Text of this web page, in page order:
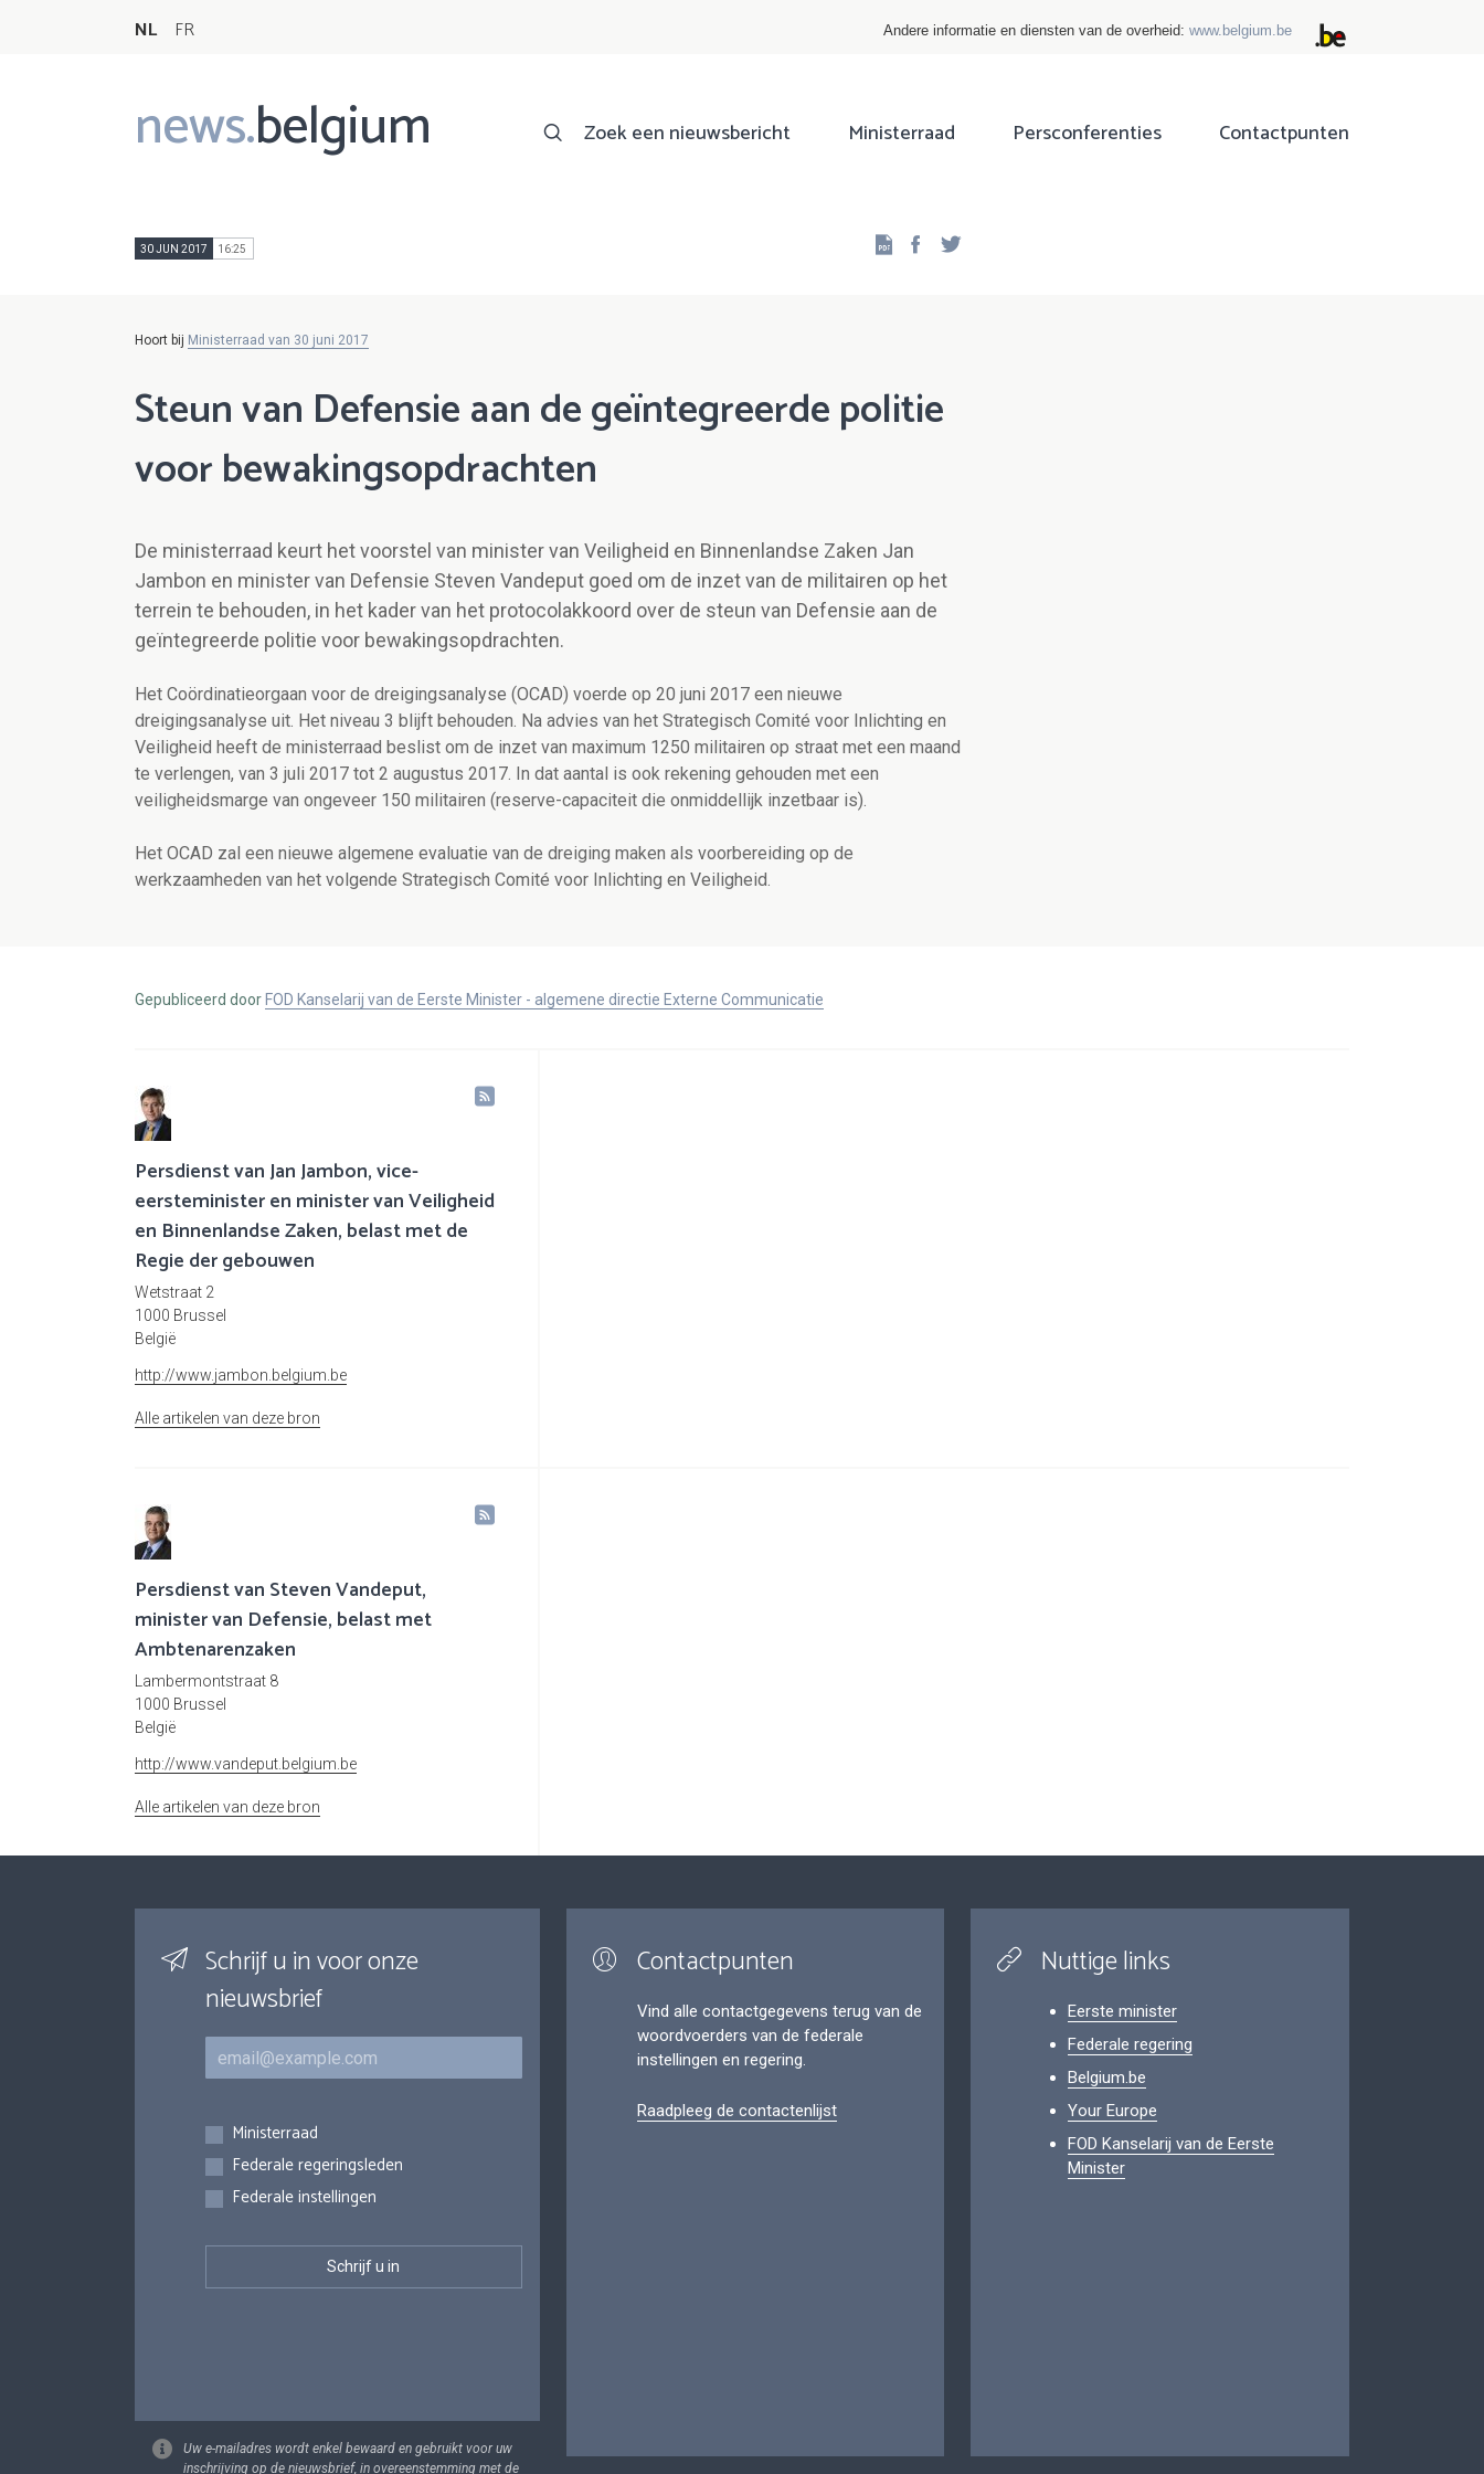
NL FR Andere informatie en diensten van de overheid: www.belgium.be
news.belgium
Main
navigation
Zoek een nieuwsbericht Ministerraad Persconferenties Contactpunten
30 JUN 2017 16:25 Facebook
Hoort bij Ministerraad van 30 juni 2017
Steun van Defensie aan de geïntegreerde politie
voor bewakingsopdrachten
De ministerraad keurt het voorstel van minister van Veiligheid en Binnenlandse Zaken Jan
Jambon en minister van Defensie Steven Vandeput goed om de inzet van de militairen op het
terrein te behouden, in het kader van het protocolakkoord over de steun van Defensie aan de
geïntegreerde politie voor bewakingsopdrachten.
Het Coördinatieorgaan voor de dreigingsanalyse (OCAD) voerde op 20 juni 2017 een nieuwe
dreigingsanalyse uit. Het niveau 3 blijft behouden. Na advies van het Strategisch Comité voor Inlichting en
Veiligheid heeft de ministerraad beslist om de inzet van maximum 1250 militairen op straat met een maand
te verlengen, van 3 juli 2017 tot 2 augustus 2017. In dat aantal is ook rekening gehouden met een
veiligheidsmarge van ongeveer 150 militairen (reserve-capaciteit die onmiddellijk inzetbaar is).
Het OCAD zal een nieuwe algemene evaluatie van de dreiging maken als voorbereiding op de
werkzaamheden van het volgende Strategisch Comité voor Inlichting en Veiligheid.
Gepubliceerd door FOD Kanselarij van de Eerste Minister - algemene directie Externe Communicatie
Persdienst van Jan Jambon, vice-
eersteminister en minister van Veiligheid
en Binnenlandse Zaken, belast met de
Regie der gebouwen
Wetstraat 2
1000 Brussel
België
http://www.jambon.belgium.be
Alle artikelen van deze bron
Persdienst van Steven Vandeput,
minister van Defensie, belast met
Ambtenarenzaken
Lambermontstraat 8
1000 Brussel
België
http://www.vandeput.belgium.be
Alle artikelen van deze bron
Schrijf u in voor onze
nieuwsbrief
E-mail
Inschrijvingen
Ministerraad
Federale regeringsleden
Federale instellingen
Uw e-mailadres wordt enkel bewaard en gebruikt voor uw
inschrijving op de nieuwsbrief, in overeenstemming met de
Contactpunten
Vind alle contactgegevens terug van de
woordvoerders van de federale
instellingen en regering.
Raadpleeg de contactenlijst
Nuttige links
Eerste minister
Federale regering
Belgium.be
Your Europe
FOD Kanselarij van de Eerste
Minister